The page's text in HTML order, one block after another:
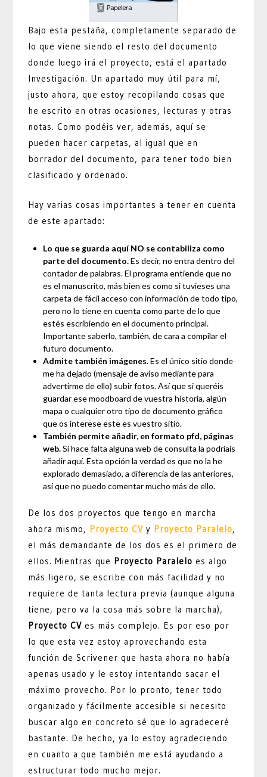
Bajo esta pestaña, completamente separado de
lo que viene siendo el resto del documento
donde luego irá el proyecto, está el apartado
Investigación. Un apartado muy útil para mí,
justo ahora, que estoy recopilando cosas que
he escrito en otras ocasiones, lecturas y otras
notas. Como podéis ver, además, aquí se
pueden hacer carpetas, al igual que en
borrador del documento, para tener todo bien
clasificado y ordenado.
Hay varias cosas importantes a tener en cuenta
de este apartado:
Lo que se guarda aquí NO se contabiliza como
parte del documento.Es decir, no entra dentro del
contador de palabras. El programa entiende que no
es el manuscrito, más bien es como si tuvieses una
carpeta de fácil acceso con información de todo tipo,
pero no lo tiene en cuenta como parte de lo que
estés escribiendo en el documento principal.
Importante saberlo, también, de cara a compilar el
futuro documento.
Admite también imágenes.Es el único sitio donde
me ha dejado (mensaje de aviso mediante para
advertirme de ello) subir fotos. Así que si queréis
guardar ese moodboard de vuestra historia, algún
mapa o cualquier otro tipo de documento gráfico
que os interese este es vuestro sitio.
También permite añadir, en formato pfd, páginas
web.Si hace falta alguna web de consulta la podríais
añadir aquí. Esta opción la verdad es que no la he
explorado demasiado, a diferencia de las anteriores,
así que no puedo comentar mucho más de ello.
De los dos proyectos que tengo en marcha
ahora mismo, Proyecto CV y Proyecto Paralelo,
el más demandante de los dos es el primero de
ellos. Mientras que Proyecto Paralelo es algo
más ligero, se escribe con más facilidad y no
requiere de tanta lectura previa (aunque alguna
tiene, pero va la cosa más sobre la marcha),
Proyecto CV es más complejo. Es por eso por
lo que esta vez estoy aprovechando esta
función de Scrivener que hasta ahora no había
apenas usado y le estoy intentando sacar el
máximo provecho. Por lo pronto, tener todo
organizado y fácilmente accesible si necesito
buscar algo en concreto sé que lo agradeceré
bastante. De hecho, ya lo estoy agradeciendo
en cuanto a que también me está ayudando a
estructurar todo mucho mejor.